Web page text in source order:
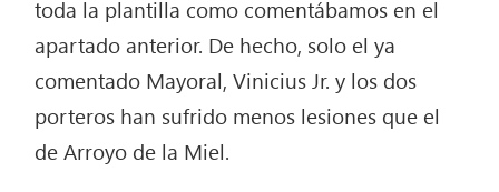
toda la plantilla como comentábamos en el
apartado anterior. De hecho, solo el ya
comentado Mayoral, Vinicius Jr. y los dos
porteros han sufrido menos lesiones que el
de Arroyo de la Miel.